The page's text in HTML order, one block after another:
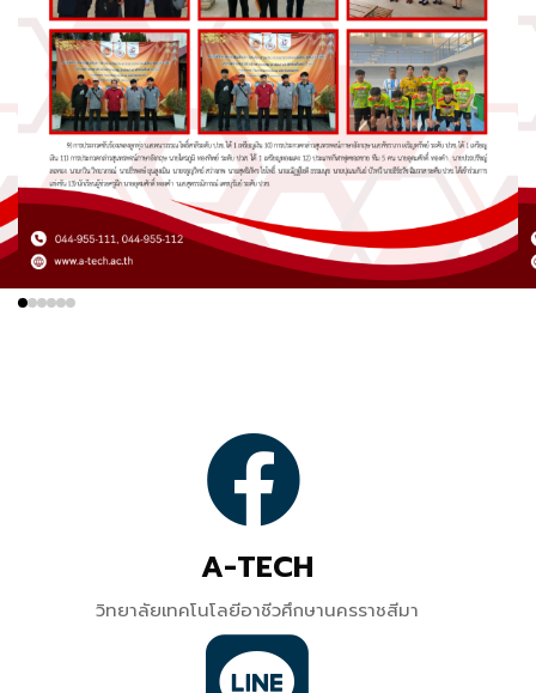
A-TECH
วิทยาลัยเทคโนโลยีอาชีวศึกษานครราชสีมา